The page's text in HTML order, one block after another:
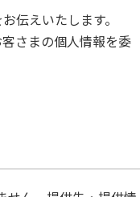
伝えいたします。
さまの個人情報を委